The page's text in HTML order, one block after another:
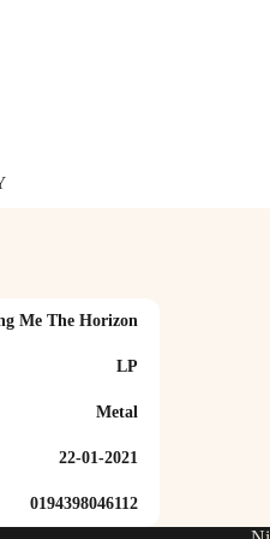
Me The Horizon
LP
Metal
22-01-2021
0194398046112